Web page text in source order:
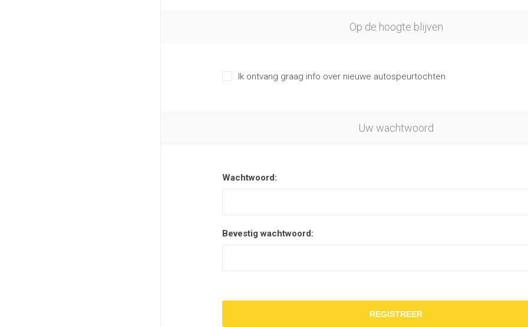
Op de hoogte blijven
Ik ontvang graag info over nieuwe autospeurtochten
Uw wachtwoord
Wachtwoord:
Bevestig wachtwoord:
REGISTREER